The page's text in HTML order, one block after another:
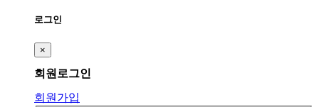
로그인
×
회원 로그인
회원가입